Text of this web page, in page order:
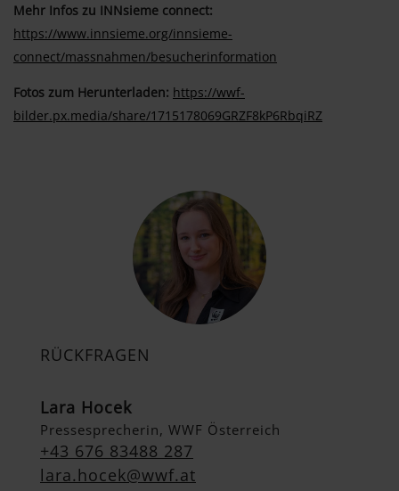
Mehr Infos zu INNsieme connect:
https://www.innsieme.org/innsieme-
connect/massnahmen/besucherinformation
Fotos zum Herunterladen: https://wwf-
bilder.px.media/share/1715178069GRZF8kP6RbqiRZ
RÜCKFRAGEN
Lara Hocek
Pressesprecherin, WWF Österreich
+43 676 83488 287
lara.hocek@wwf.at